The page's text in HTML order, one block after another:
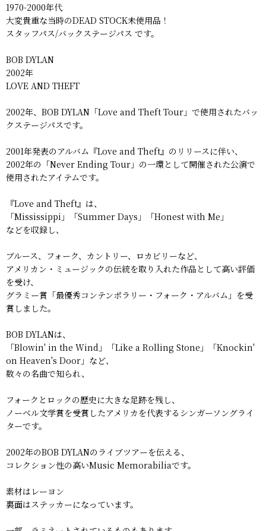
1970-2000年代
大変貴重な当時のDEAD STOCK未使用品！
スタッフパス/バックステージパス です。
BOB DYLAN
2002年
LOVE AND THEFT
2002年、BOB DYLAN「Love and Theft Tour」で使用されたバッ
クステージパスです。
2001年発表のアルバム『Love and Theft』のリリースに伴い、
2002年の「Never Ending Tour」の一環として開催された公演で
使用されたアイテムです。
『Love and Theft』は、
「Mississippi」「Summer Days」「Honest with Me」
などを収録し、
ブルース、フォーク、カントリー、ロカビリーなど、
アメリカン・ミュージックの伝統を取り入れた作品として高い評価
を受け、
グラミー賞「最優秀コンテンポラリー・フォーク・アルバム」を受
賞しました。
BOB DYLANは、
「Blowin' in the Wind」「Like a Rolling Stone」「Knockin'
on Heaven's Door」など、
数々の名曲で知られ、
フォークとロックの歴史に大きな足跡を残し、
ノーベル文学賞を受賞したアメリカを代表するシンガーソングライ
ターです。
2002年のBOB DYLANのライブツアーを伝える、
コレクション性の高いMusic Memorabiliaです。
素材はレーヨン
裏面はステッカーになっています。